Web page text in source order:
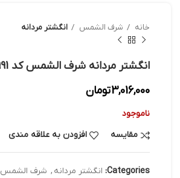
خانه شرف الشمس انگشتر مردانه
انگشتر مردانه شرف الشمس کد 991
3,016,000تومان
ناموجود
مقایسه
افزودن به علاقه مندی
Categories: انگشتر مردانه , شرف الشمس